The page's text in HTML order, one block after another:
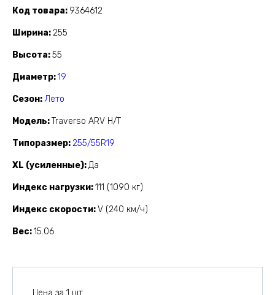
Код товара 9364612
Ширина 255
Высота 55
Диаметр 19
Сезон Лето
Модель Traverso ARV H/T
Типоразмер 255/55R19
XL (усиленные) Да
Индекс нагрузки 111 (1090 кг)
Индекс скорости V (240 км/ч)
Вес 15.06
Цена за 1 шт.